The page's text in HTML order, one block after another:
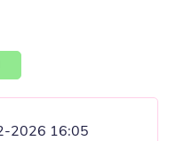
2026 16:05